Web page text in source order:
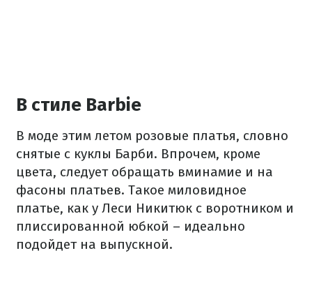
В стиле Barbie
В моде этим летом розовые платья, словно
снятые с куклы Барби. Впрочем, кроме
цвета, следует обращать вминамие и на
фасоны платьев. Такое миловидное
платье, как у Леси Никитюк с воротником и
плиссированной юбкой – идеально
подойдет на выпускной.